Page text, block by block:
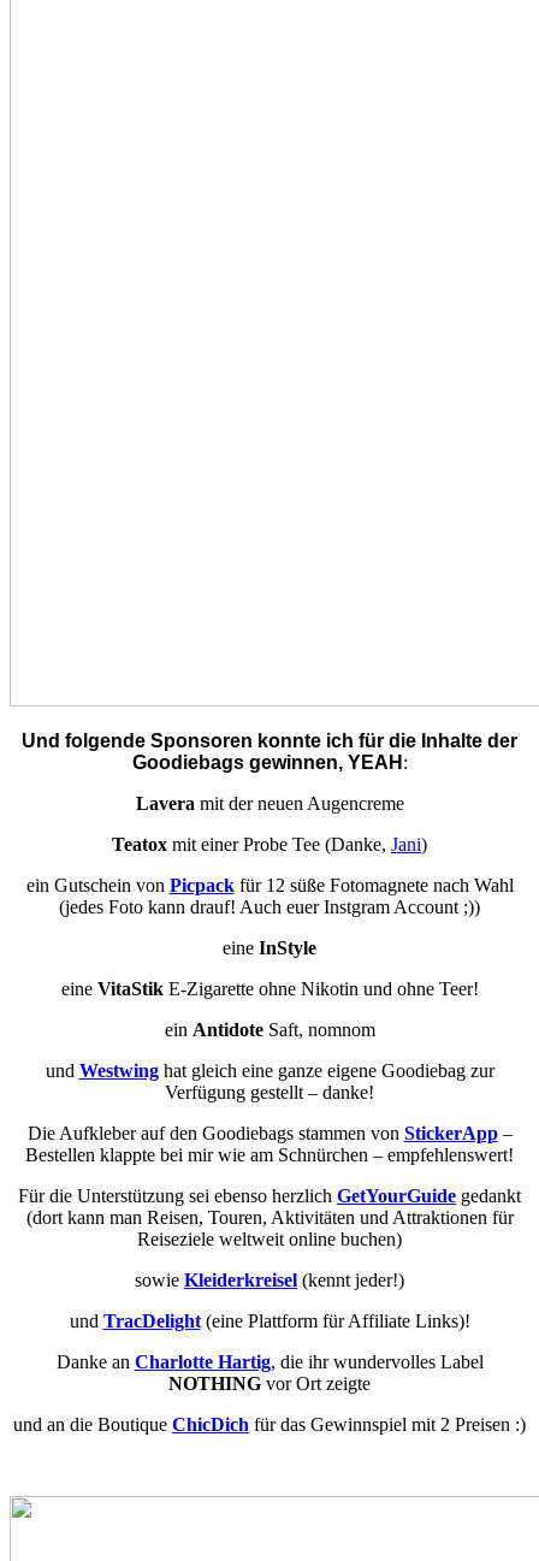
Und folgende Sponsoren konnte ich für die Inhalte der
Goodiebags gewinnen, YEAH :
Lavera mit der neuen Augencreme
Teatox mit einer Probe Tee (Danke, Jani)
ein Gutschein von Picpackfür 12 süße Fotomagnete nach Wahl
(jedes Foto kann drauf! Auch euer Instgram Account ;))
eine InStyle
eine VitaStikE-Zigarette ohne Nikotin und ohne Teer!
ein AntidoteSaft, nomnom
und Westwinghat gleich eine ganze eigene Goodiebag zur
Verfügung gestellt – danke!
Die Aufkleber auf den Goodiebags stammen von StickerApp–
Bestellen klappte bei mir wie am Schnürchen – empfehlenswert!
Für die Unterstützung sei ebenso herzlich GetYourGuide gedankt
(dort kann man Reisen, Touren, Aktivitäten und Attraktionen für
Reiseziele weltweit online buchen)
sowie Kleiderkreisel (kennt jeder!)
und TracDelight(eine Plattform für Affiliate Links)!
Danke an Charlotte Hartig, die ihr wundervolles Label
NOTHING vor Ort zeigte
und an die Boutique ChicDich für das Gewinnspiel mit 2 Preisen :)